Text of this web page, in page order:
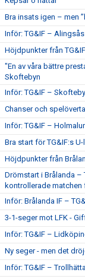
Bra insats igen – men
Inför: TG&IF – Alingsås
Höjdpunkter från
"En av våra bättre
Skoftebyn
Inför: TG&IF –
Chanser och
Inför: TG&IF –
Bra start för TG&IF:s U-
Höjdpunkter från
Drömstart i Brålanda –
kontrollerade matchen
Inför: Brålanda IF –
3-1-seger mot LFK -
Inför: TG&IF –
Ny seger - men det
Inför: TG&IF –